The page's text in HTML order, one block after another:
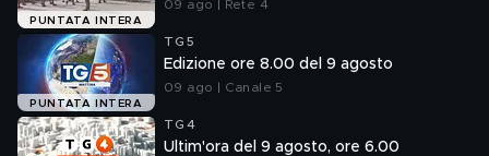
PUNTATA INTERA
09 ago | Rete 4
PUNTATA INTERA
TG5
Edizione ore 8.00 del 9 agosto
09 ago | Canale 5
TG4
Ultim'ora del 9 agosto, ore 6.00